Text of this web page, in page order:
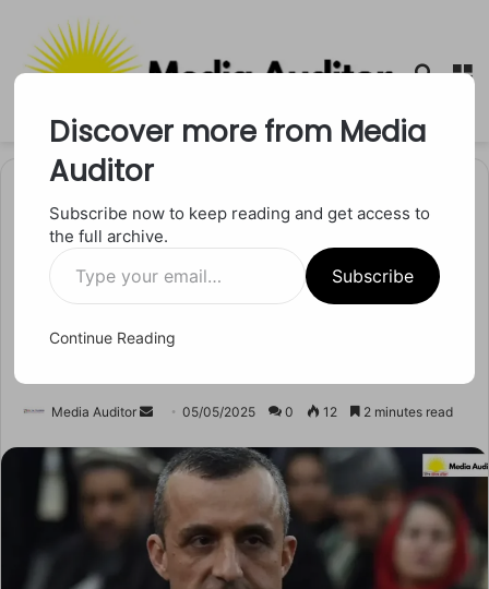
Search
अंतर्राष्ट्रीय
अमरुल्ला सालेह का बड़ा बयान,
Media Auditor
Send
email
05/05/2025 0 12 2 minutes read
Discover more from Media
Auditor
Subscribe now to keep reading and get access to
the full archive.
Type
your
email…
Subscribe
Continue Reading